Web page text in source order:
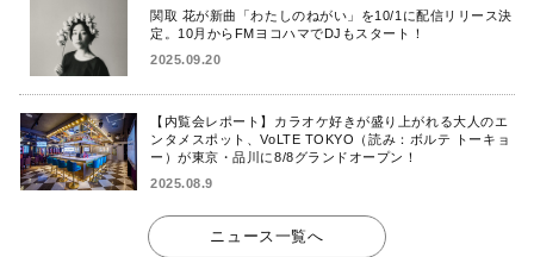
関取 花が新曲「わたしのねがい」を10/1に配信リリース決
定。10月からFMヨコハマでDJもスタート！
2025.09.20
【内覧会レポート】カラオケ好きが盛り上がれる大人のエ
ンタメスポット、VoLTE TOKYO（読み：ボルテ トーキョ
ー）が東京・品川に8/8グランドオープン！
2025.08.9
ニュース一覧へ